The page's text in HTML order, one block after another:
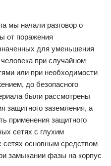
мы начали разговор о
от поражения
для уменьшения
при случайном
или при необходимости
до безопасного
были рассмотрены
защитного заземления, а
применения защитного
сетях с глухим
сетях основным средством
замыкании фазы на корпус